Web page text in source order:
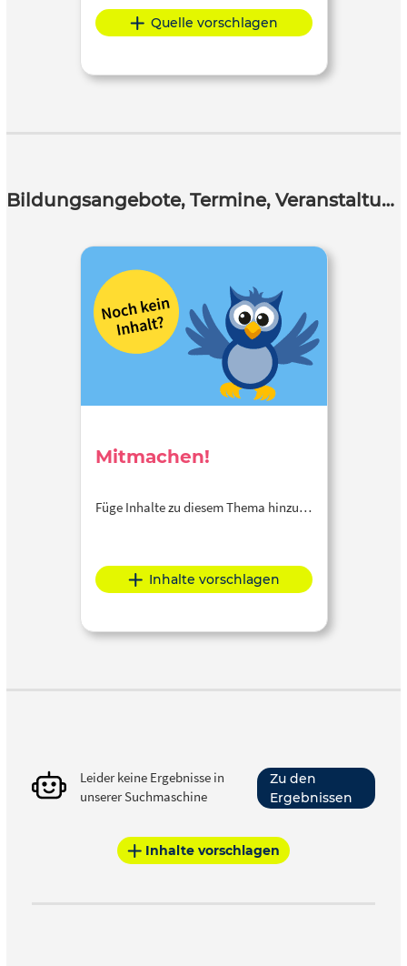
Quelle vorschlagen
Bildungsangebote, Termine, Veranstaltungen
Mitmachen!
Füge Inhalte zu diesem Thema hinzu…
Inhalte vorschlagen
Leider keine Ergebnisse in
unserer Suchmaschine
Zu den
Ergebnissen
Inhalte vorschlagen